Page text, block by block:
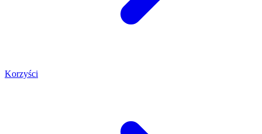
Korzyści